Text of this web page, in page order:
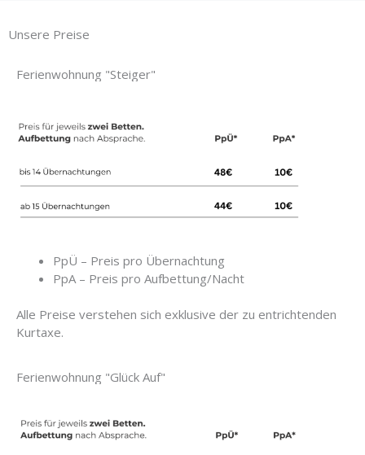
Unsere Preise
Ferienwohnung "Steiger"
PpÜ – Preis pro Übernachtung
PpA – Preis pro Aufbettung/Nacht
Alle Preise verstehen sich exklusive der zu entrichtenden
Kurtaxe.
Ferienwohnung "Glück Auf"